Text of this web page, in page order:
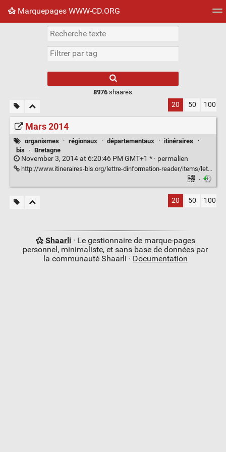
Marquepages WWW-CD.ORG
Nuage de tags Mur d'images
8976 shaares
20 50 100
Mars 2014
organismes · régionaux · départementaux · itinéraires
·
bis
· Bretagne
November 3, 2014 at 6:20:46 PM GMT+1 * · permalien
http://www.itineraires-bis.org/lettre-dinformation-reader/items/lettre38.html
·
20 50 100
Shaarli· Le gestionnaire de marque-pages
personnel, minimaliste, et sans base de données par
la communauté Shaarli · Documentation